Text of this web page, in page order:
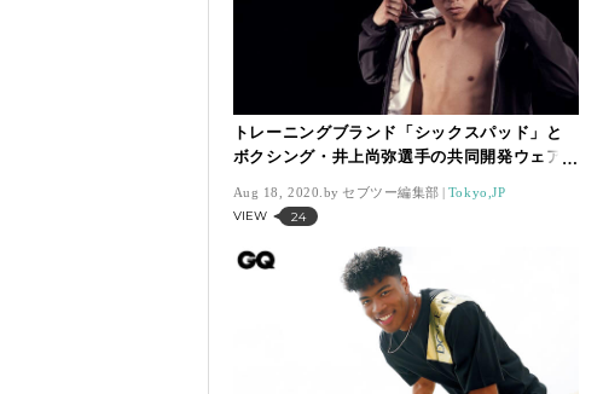
トレーニングブランド「シックスパッド」と
ボクシング・井上尚弥選手の共同開発ウェア
Aug 18, 2020. セブツー編集部 Tokyo,JP
VIEW 24